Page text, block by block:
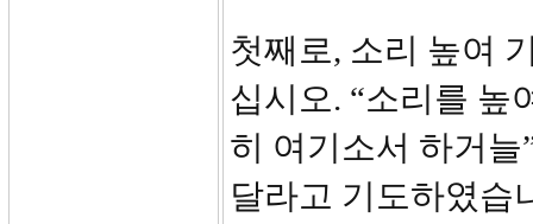
첫째로, 소리 높여
십시오. “소리를 높
히 여기소서 하거
달라고 기도하였습